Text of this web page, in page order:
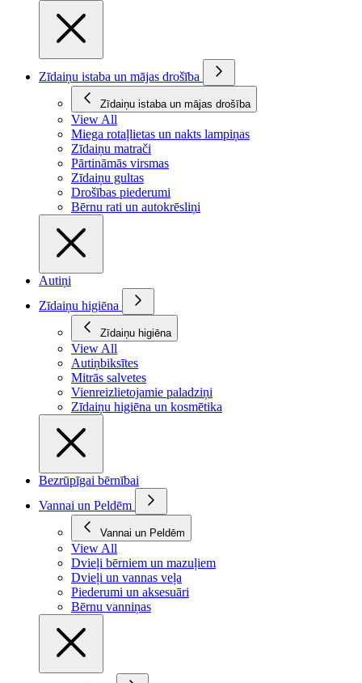
Zīdaiņu istaba un mājas drošība
Zīdaiņu istaba un mājas drošība
View All
Miega rotaļlietas un nakts lampiņas
Zīdaiņu matrači
Pārtināmās virsmas
Zīdaiņu gultas
Drošības piederumi
Bērnu rati un autokrēsliņi
Autiņi
Zīdaiņu higiēna
Zīdaiņu higiēna
View All
Autiņbiksītes
Mitrās salvetes
Vienreizlietojamie paladziņi
Zīdaiņu higiēna un kosmētika
Bezrūpīgai bērnībai
Vannai un Peldēm
Vannai un Peldēm
View All
Dvieļi bērniem un mazuļiem
Dvieļi un vannas veļa
Piederumi un aksesuāri
Bērnu vanniņas